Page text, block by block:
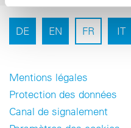
DE EN FR IT
Mentions légales
Protection des données
Canal de signalement